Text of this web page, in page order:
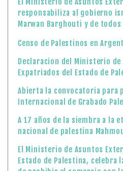
responsabiliza al gobierno
Marwan Barghouti y de
Censo de Palestinos en
Declaracion del Ministerio
Expatriados del Estado de
Abierta la convocatoria para
Internacional de Grabado
A 17 años de la siembra a la
nacional de palestina
El Ministerio de Asuntos
Estado de Palestina, celebra